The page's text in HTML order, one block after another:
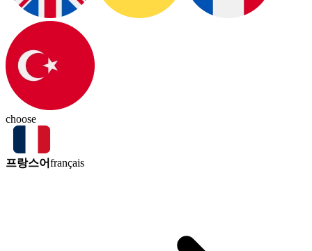
choose
프랑스어français